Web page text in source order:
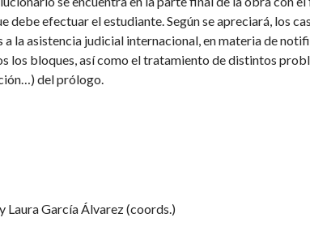
efectuar el estudiante. Según se apreciará, los
la asistencia judicial internacional, en materia de
los bloques, así como el tratamiento de distintos
del prólogo.
Laura García Álvarez (coords.)